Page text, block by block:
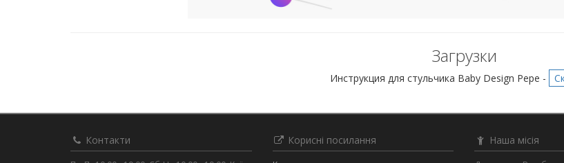
Загрузки
Инструкция для стульчика Baby Design Pepe -
Контакти Корисні посилання Наша місія